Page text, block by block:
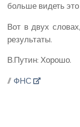
больше видеть
Вот в двух
результаты.
В.Путин: Хорошо.
// ФНС